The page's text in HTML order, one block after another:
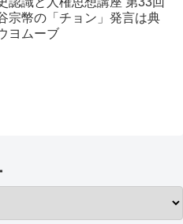
宗幣の「チョン」発言は典
ヨムーブ